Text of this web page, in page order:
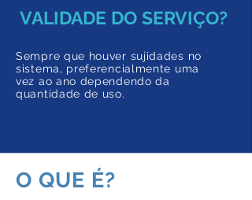
VALIDADE DO SERVIÇO?
Sempre que houver sujidades no
sistema, preferencialmente uma
vez ao ano dependendo da
quantidade de uso.
O QUE É?